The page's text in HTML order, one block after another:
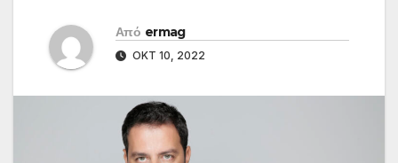
Από ermag
ΟΚΤ 10, 2022